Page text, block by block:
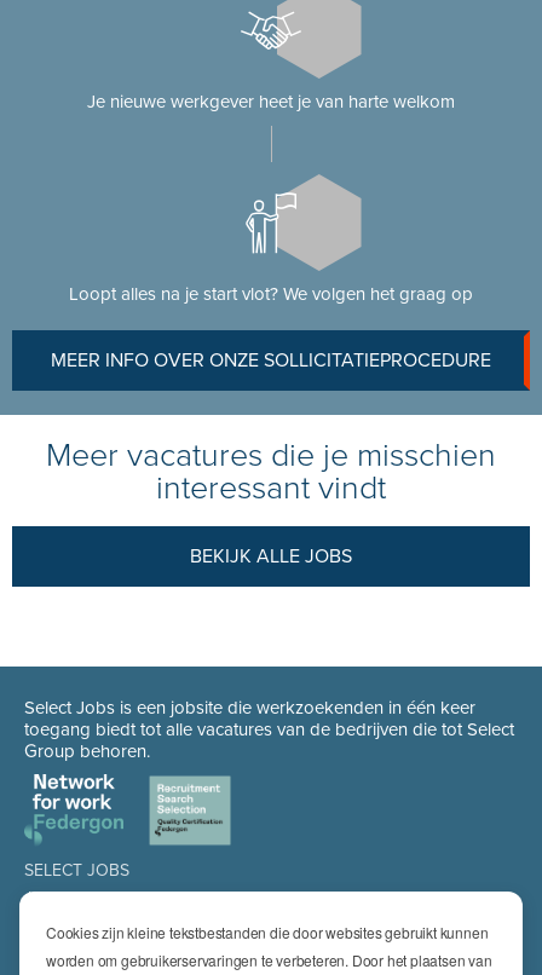
Cookies zijn kleine tekstbestanden die door websites gebruikt kunnen
worden om gebruikerservaringen te verbeteren. Door het plaatsen van
Je nieuwe werkgever heet je van harte welkom
Loopt alles na je start vlot? We volgen het graag op
MEER INFO OVER ONZE SOLLICITATIEPROCEDURE
Meer vacatures die je misschien
interessant vindt
BEKIJK ALLE JOBS
Select Jobs is een jobsite die werkzoekenden in één keer
toegang biedt tot alle vacatures van de bedrijven die tot Select
Group behoren.
SELECT JOBS
Jobs
Job alert